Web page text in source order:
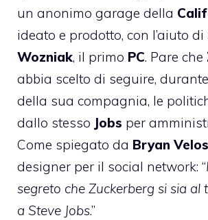
un anonimo garage della
ideato e prodotto, con l’aiuto di
Wozniak, il primo PC. Pare che
abbia scelto di seguire,
della sua compagnia, le
dallo stesso Jobs per
Come spiegato da Bryan
designer per il social network: “
segreto che Zuckerberg si sia al
a Steve Jobs.”